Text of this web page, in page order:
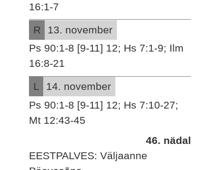
16:1-7
R
13. november
Ps 90:1-8 [9-11] 12; Hs 7:1-9; Ilm
16:8-21
L
14. november
Ps 90:1-8 [9-11] 12; Hs 7:10-27;
Mt 12:43-45
46. nädal
EESTPALVES: Väljaanne